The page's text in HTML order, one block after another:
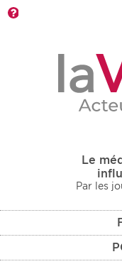
Le
Par les
Rendez-vous des 7
prochains jours
Recherche par mots
Protection sociale